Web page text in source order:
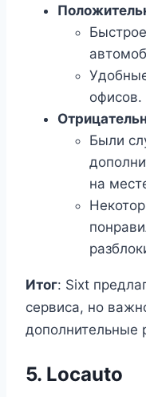
офисов.
Были
на
Итог: Sixt
сервиса, но
дополнительные
5. Locauto